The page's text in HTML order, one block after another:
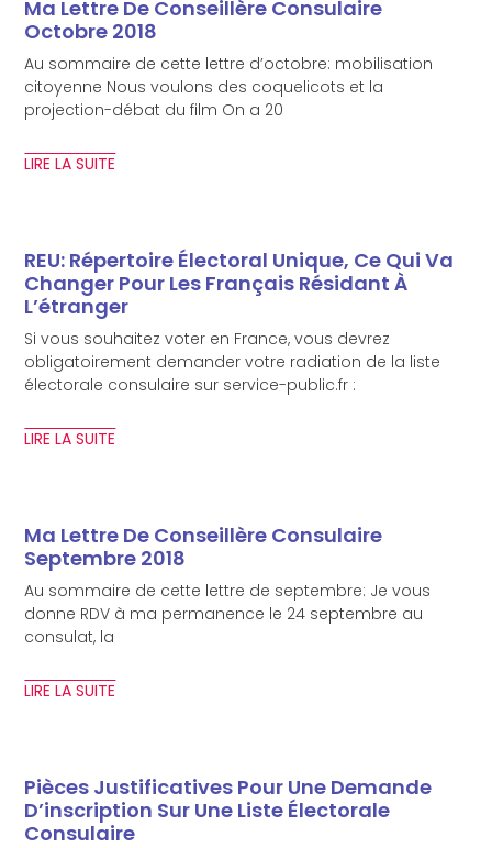
Ma Lettre De Conseillère Consulaire
Octobre 2018
Au sommaire de cette lettre d’octobre: mobilisation
citoyenne Nous voulons des coquelicots et la
projection-débat du film On a 20
LIRE LA SUITE
REU: Répertoire Électoral Unique, Ce Qui Va
Changer Pour Les Français Résidant À
L’étranger
Si vous souhaitez voter en France, vous devrez
obligatoirement demander votre radiation de la liste
électorale consulaire sur service-public.fr :
LIRE LA SUITE
Ma Lettre De Conseillère Consulaire
Septembre 2018
Au sommaire de cette lettre de septembre: Je vous
donne RDV à ma permanence le 24 septembre au
consulat, la
LIRE LA SUITE
Pièces Justificatives Pour Une Demande
D’inscription Sur Une Liste Électorale
Consulaire